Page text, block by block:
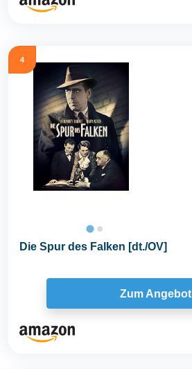
4
Die Spur des Falken [dt./OV]
Zum Angebot